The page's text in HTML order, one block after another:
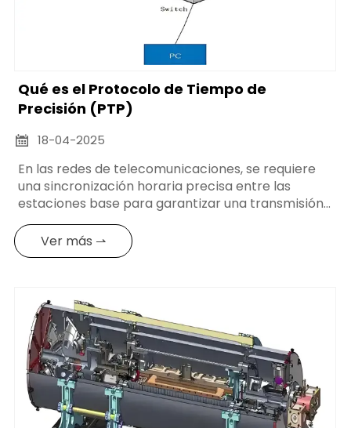
Qué es el Protocolo de Tiempo de
Precisión (PTP)
 18-04-2025
En las redes de telecomunicaciones, se requiere
una sincronización horaria precisa entre las
estaciones base para garantizar una transmisión
y conmutación precisas de la señal, mejorando así
la calidad de la comunicación y el rendimiento del
sistema.Los equipos Arctitech Atomic Clock
Ver más ⇀